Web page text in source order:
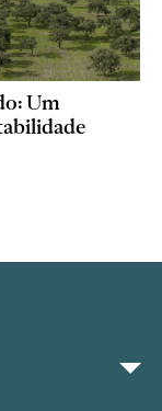
Um